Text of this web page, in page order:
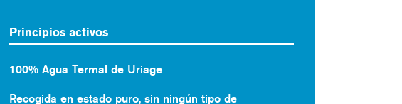
Principios activos
100% Agua Termal de Uriage
Recogida en estado puro, sin ningún tipo de